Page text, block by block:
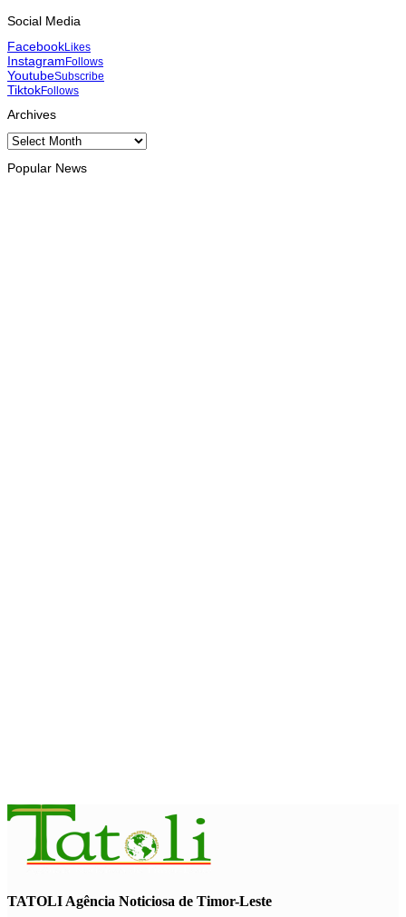
Social Media
FacebookLikes
InstagramFollows
YoutubeSubscribe
TiktokFollows
Archives
Archives
Popular News
TATOLI Agência Noticiosa de Timor-Leste